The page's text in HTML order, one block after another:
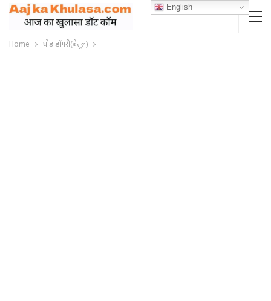
Home घोड़ाडोंगरी(बैतूल)
English